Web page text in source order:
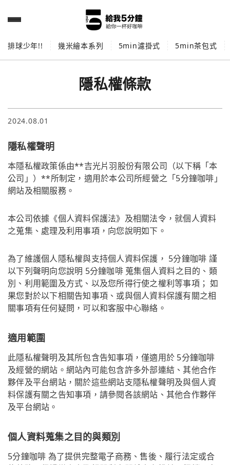
排球少年!! 幾米繪本系列 5min濾掛式 5min茶包式
隱私權條款
2024.08.01
隱私權聲明
本隱私權政策係由**吉光片羽股份有限公司（以下稱「本
公司」）**所制定，適用於本公司所經營之「5分鐘咖啡」
網站及相關服務。
本公司依據《個人資料保護法》及相關法令，就個人資料
之蒐集、處理及利用事項，向您說明如下。
為了維護個人隱私權與支持個人資料保護， 5分鐘咖啡 謹
以下列聲明向您說明 5分鐘咖啡 蒐集個人資料之目的、類
別、利用範圍及方式、以及您所得行使之權利等事項； 如
果您對於以下相關告知事項、或與個人資料保護有關之相
關事項有任何疑問，可以和客服中心聯絡。
適用範圍
此隱私權聲明及其所包含告知事項，僅適用於 5分鐘咖啡
及經營的網站。網站內可能包含許多外部連結、其他合作
夥伴及平台網站，關於這些網站支隱私權聲明及與個人資
料保護有關之告知事項，請參閱各該網站、其他合作夥伴
及平台網站。
個人資料蒐集之目的與類別
5分鐘咖啡 為了提供完整電子商務、售後、履行法定或合